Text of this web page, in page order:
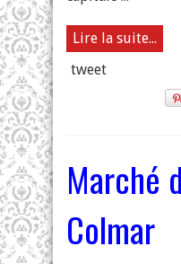
Lire la suite...
tweet
Marché
Colmar